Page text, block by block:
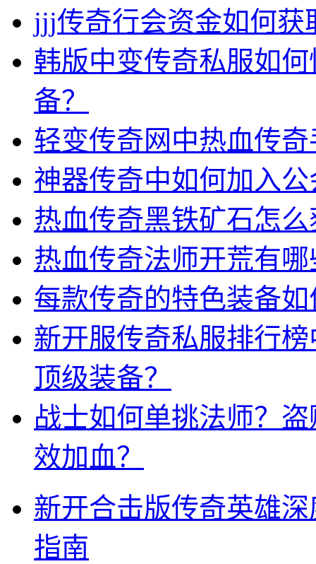
jjj传奇行会资金如何获
韩版中变传奇私服如
备？
轻变传奇网中热血传
神器传奇中如何加入公
热血传奇黑铁矿石怎
热血传奇法师开荒有
每款传奇的特色装备
新开服传奇私服排行
顶级装备？
战士如何单挑法师？
效加血？
新开合击版传奇英雄
指南